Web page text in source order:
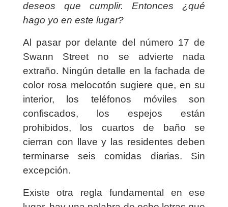
deseos que cumplir.Entonces ¿qué
hago yo en este lugar?
Al pasar por delante del número 17 de
Swann Street no se advierte nada
extraño. Ningún detalle en la fachada de
color rosa melocotón sugiere que, en su
interior, los teléfonos móviles son
confiscados, los espejos están
prohibidos, los cuartos de baño se
cierran con llave y las residentes deben
terminarse seis comidas diarias. Sin
excepción.
Existe otra regla fundamental en ese